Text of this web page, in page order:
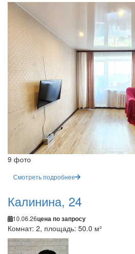
9 фото
Смотреть подробнее
Калинина, 24
10.06.26цена по запросу
Комнат: 2, площадь: 50.0 м²